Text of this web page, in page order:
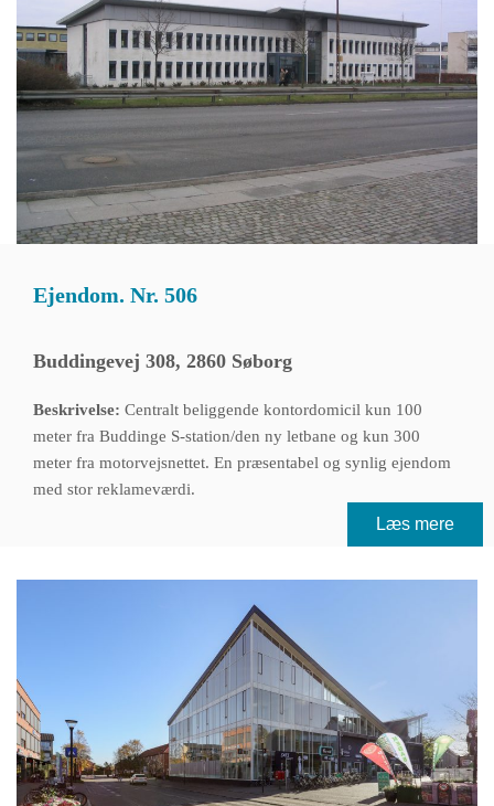
Ejendom. Nr. 506
Buddingevej 308, 2860 Søborg
Beskrivelse: Centralt beliggende kontordomicil kun 100
meter fra Buddinge S-station/den ny letbane og kun 300
meter fra motorvejsnettet. En præsentabel og synlig ejendom
med stor reklameværdi.
Læs mere